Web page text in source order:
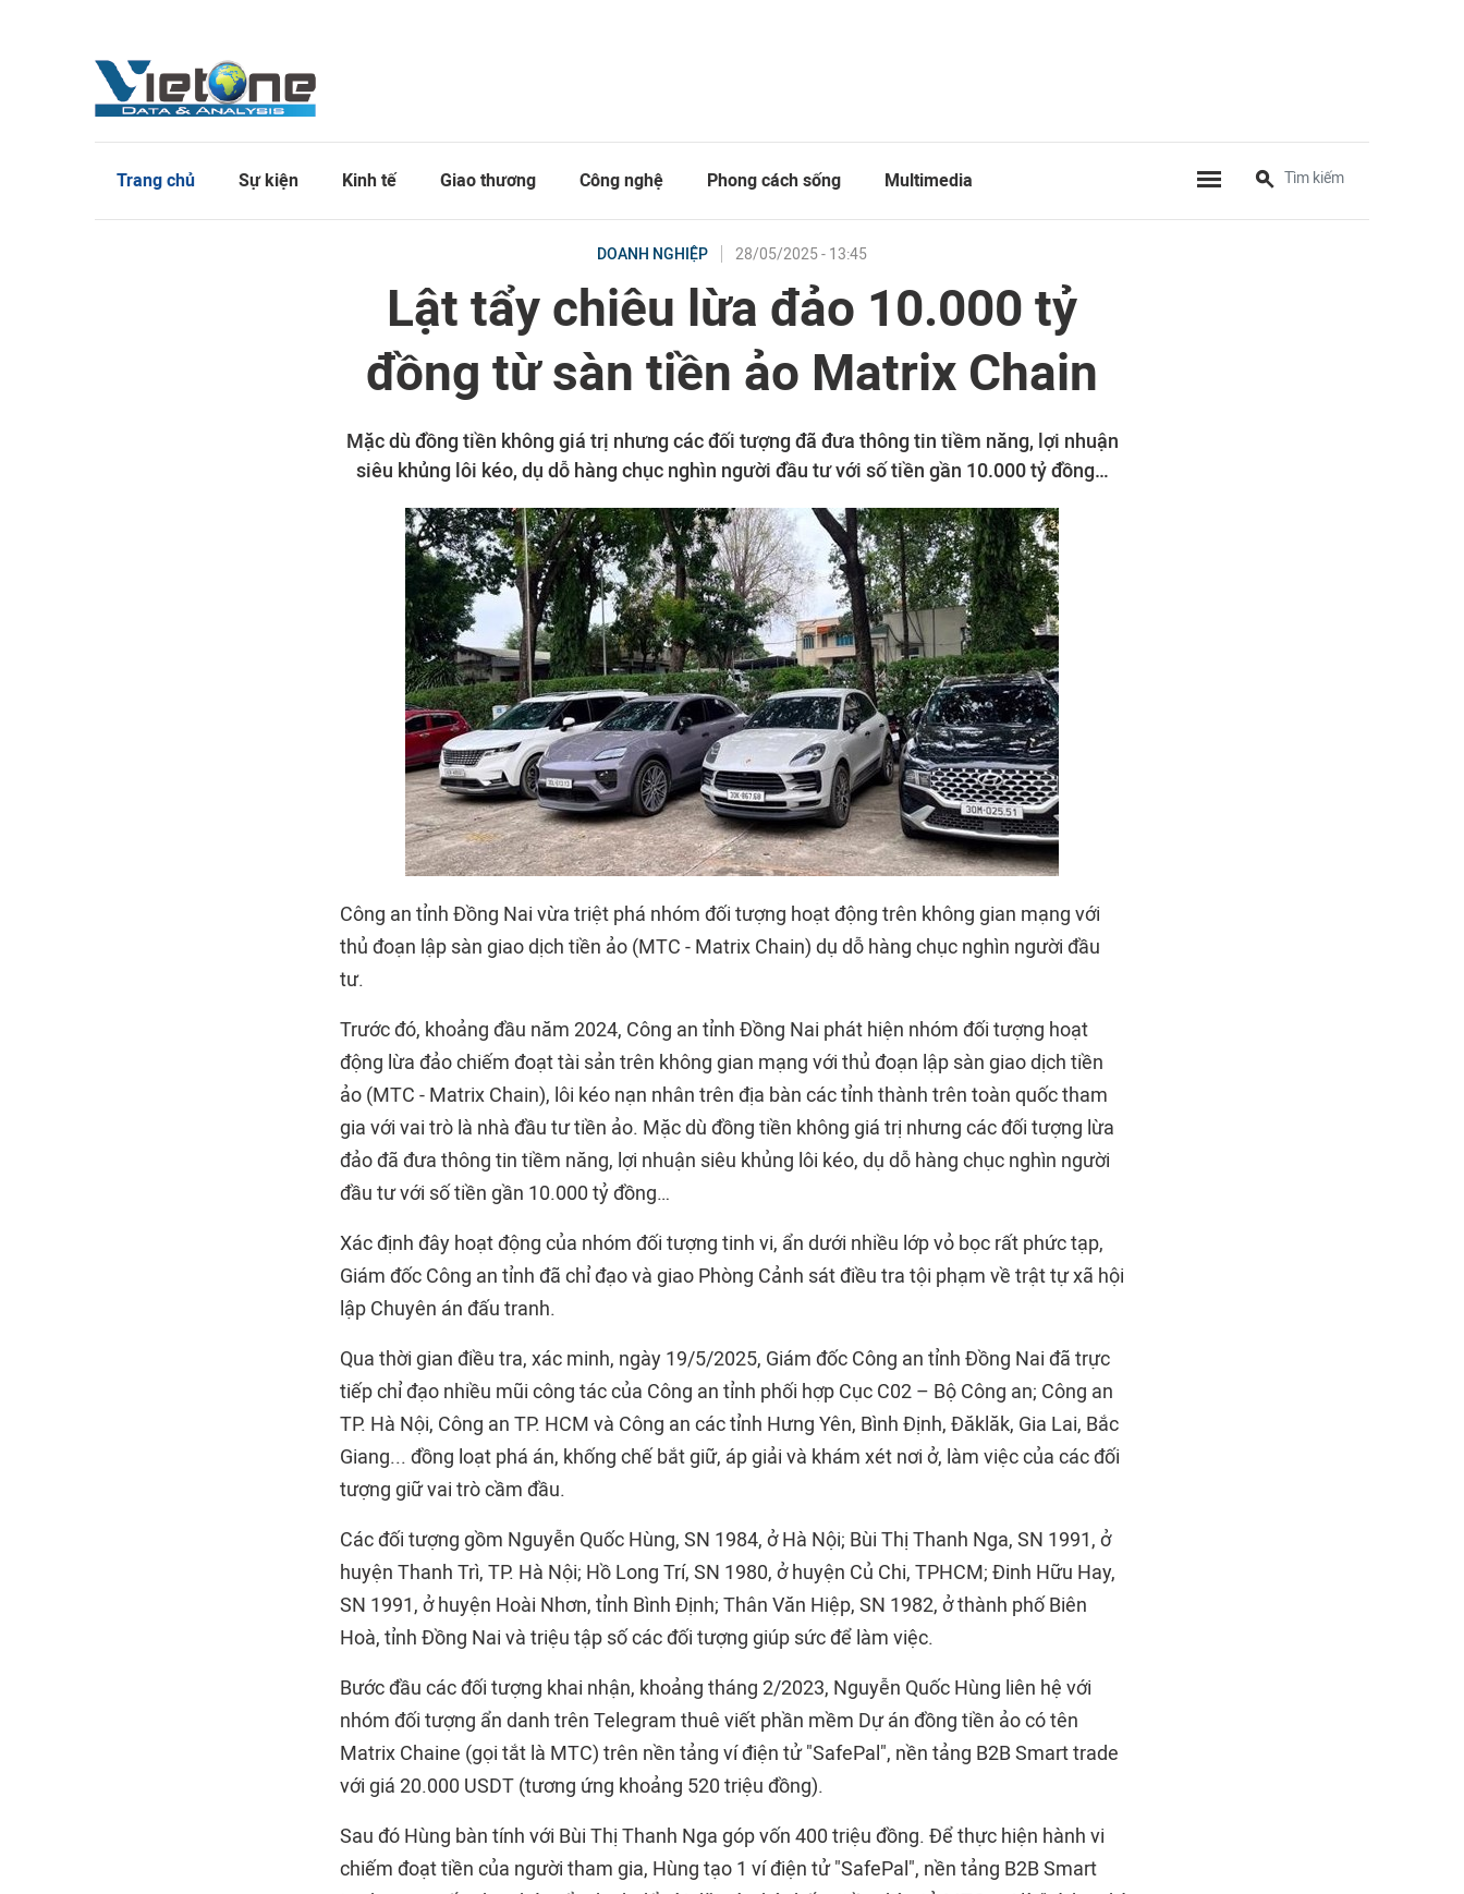
Trang chủ Sự kiện Kinh tế Giao thương Công nghệ Phong cách sống Multimedia
DOANH NGHIỆP 28/05/2025 - 13:45
Lật tẩy chiêu lừa đảo 10.000 tỷ
đồng từ sàn tiền ảo Matrix Chain
Mặc dù đồng tiền không giá trị nhưng các đối tượng đã đưa thông tin tiềm năng, lợi nhuận
siêu khủng lôi kéo, dụ dỗ hàng chục nghìn người đầu tư với số tiền gần 10.000 tỷ đồng…
Công an tỉnh Đồng Nai vừa triệt phá nhóm đối tượng hoạt động trên không gian mạng với
thủ đoạn lập sàn giao dịch tiền ảo (MTC - Matrix Chain) dụ dỗ hàng chục nghìn người đầu
tư.
Trước đó, khoảng đầu năm 2024, Công an tỉnh Đồng Nai phát hiện nhóm đối tượng hoạt
động lừa đảo chiếm đoạt tài sản trên không gian mạng với thủ đoạn lập sàn giao dịch tiền
ảo (MTC - Matrix Chain), lôi kéo nạn nhân trên địa bàn các tỉnh thành trên toàn quốc tham
gia với vai trò là nhà đầu tư tiền ảo. Mặc dù đồng tiền không giá trị nhưng các đối tượng lừa
đảo đã đưa thông tin tiềm năng, lợi nhuận siêu khủng lôi kéo, dụ dỗ hàng chục nghìn người
đầu tư với số tiền gần 10.000 tỷ đồng…
Xác định đây hoạt động của nhóm đối tượng tinh vi, ẩn dưới nhiều lớp vỏ bọc rất phức tạp,
Giám đốc Công an tỉnh đã chỉ đạo và giao Phòng Cảnh sát điều tra tội phạm về trật tự xã hội
lập Chuyên án đấu tranh.
Qua thời gian điều tra, xác minh, ngày 19/5/2025, Giám đốc Công an tỉnh Đồng Nai đã trực
tiếp chỉ đạo nhiều mũi công tác của Công an tỉnh phối hợp Cục C02 – Bộ Công an; Công an
TP. Hà Nội, Công an TP. HCM và Công an các tỉnh Hưng Yên, Bình Định, Đăklăk, Gia Lai, Bắc
Giang... đồng loạt phá án, khống chế bắt giữ, áp giải và khám xét nơi ở, làm việc của các đối
tượng giữ vai trò cầm đầu.
Các đối tượng gồm Nguyễn Quốc Hùng, SN 1984, ở Hà Nội; Bùi Thị Thanh Nga, SN 1991, ở
huyện Thanh Trì, TP. Hà Nội; Hồ Long Trí, SN 1980, ở huyện Củ Chi, TPHCM; Đinh Hữu Hay,
SN 1991, ở huyện Hoài Nhơn, tỉnh Bình Định; Thân Văn Hiệp, SN 1982, ở thành phố Biên
Hoà, tỉnh Đồng Nai và triệu tập số các đối tượng giúp sức để làm việc.
Bước đầu các đối tượng khai nhận, khoảng tháng 2/2023, Nguyễn Quốc Hùng liên hệ với
nhóm đối tượng ẩn danh trên Telegram thuê viết phần mềm Dự án đồng tiền ảo có tên
Matrix Chaine (gọi tắt là MTC) trên nền tảng ví điện tử "SafePal", nền tảng B2B Smart trade
với giá 20.000 USDT (tương ứng khoảng 520 triệu đồng).
Sau đó Hùng bàn tính với Bùi Thị Thanh Nga góp vốn 400 triệu đồng. Để thực hiện hành vi
chiếm đoạt tiền của người tham gia, Hùng tạo 1 ví điện tử "SafePal", nền tảng B2B Smart